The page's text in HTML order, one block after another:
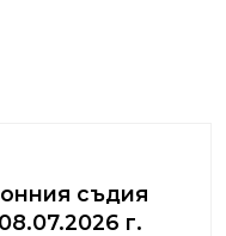
съдия
г.